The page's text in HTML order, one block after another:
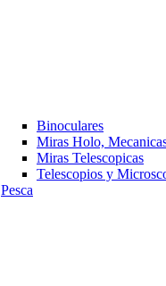
Binoculares
Miras Holo,
Miras Telescopicas
Telescopios y
Pesca